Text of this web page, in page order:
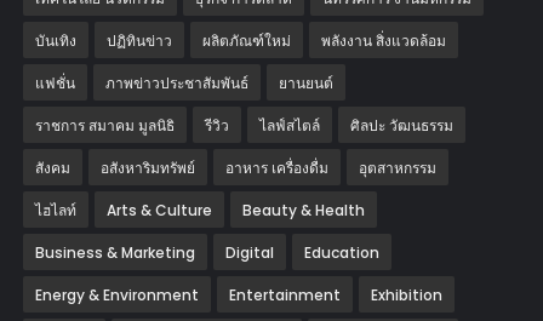
บันเทิง ปฏิทินข่าว ผลิตภัณฑ์ใหม่ พลังงาน สิ่งแวดล้อม
แฟชั่น ภาพข่าวประชาสัมพันธ์ ‎ยานยนต์‎
ราชการ สมาคม มูลนิธิ รีวิว ไลฟ์สไตล์ ศิลปะ วัฒนธรรม
สังคม อสังหาริมทรัพย์ อาหาร เครื่องดื่ม อุตสาหกรรม
ไฮไลท์ Arts & Culture Beauty & Health
Business & Marketing Digital Education
Energy & Environment Entertainment Exhibition